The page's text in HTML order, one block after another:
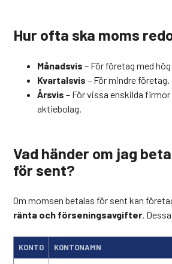
Hur ofta ska moms
Månadsvis – För företag med
Kvartalsvis – För mindre företag.
Årsvis – För vissa enskilda
aktiebolag.
Vad händer om jag
för sent?
Om momsen betalas för sent kan
ränta och förseningsavgifter.
KONTO KONTONAMN